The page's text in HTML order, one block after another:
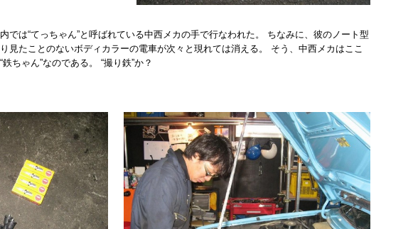
では“てっちゃん”と呼ばれている中西メカの手で行なわれた。 ちなみに、彼のノート型
見たことのないボディカラーの電車が次々と現れては消える。 そう、中西メカはここ
ちゃん”なのである。 “撮り鉄”か？